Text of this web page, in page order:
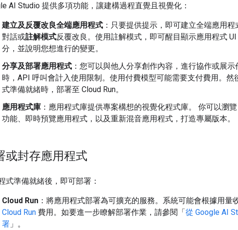
AI Studio 提供多項功能，讓建構過程直覺且視覺化：
建立及反覆改良全端應用程式 ：只要提供提示，即可建立全端應用
對話或註解模式反覆改良。使用註解模式，即可醒目顯示應用程式
分，並說明您想進行的變更。
分享及部署應用程式 ：您可以與他人分享創作內容，進行協作或展
時，API 呼叫會計入使用限制。使用付費模型可能需要支付費用。然
式準備就緒時，部署至 Cloud Run。
應用程式庫 ：應用程式庫提供專案構想的視覺化程式庫。 你可以瀏
功能、即時預覽應用程式，以及重新混音應用程式，打造專屬版本。
或封存應用程式
式準備就緒後，即可部署：
Cloud Run ：將應用程式部署為可擴充的服務。系統可能會根據用量
Cloud Run 費用。如要進一步瞭解部署作業，請參閱「從 Google AI
署 」。